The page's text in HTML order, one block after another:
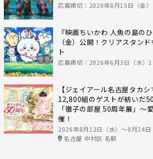
応募締切：2026年8月15日（金
『映画ちいかわ 人魚の島の
（金）公開！クリアスタン
ト
応募締切：2026年6月3日（水）
【ジェイアール名古屋タカ
12,800組のゲストが紡いだ
「徹子の部屋 50周年展」～
催！
2026年8月12日（水）〜8月24日
名古屋 中村区 名駅